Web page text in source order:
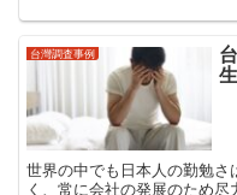
台灣調査事例
世界の中でも日本人の勤勉
く、常に会社の発展のため